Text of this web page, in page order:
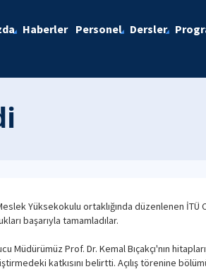
Haberler Personel Dersler
Yüksekokulu ortaklığında düzenlenen İTÜ
başarıyla tamamladılar.
Müdürümüz Prof. Dr. Kemal Bıçakçı'nın
katkısını belirtti. Açılış törenine